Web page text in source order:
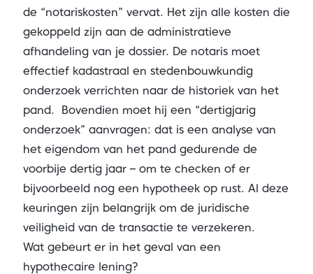
de “notariskosten” vervat. Het zijn alle kosten die
gekoppeld zijn aan de administratieve
afhandeling van je dossier. De notaris moet
effectief kadastraal en stedenbouwkundig
onderzoek verrichten naar de historiek van het
pand. Bovendien moet hij een “dertigjarig
onderzoek” aanvragen: dat is een analyse van
het eigendom van het pand gedurende de
voorbije dertig jaar – om te checken of er
bijvoorbeeld nog een hypotheek op rust. Al deze
keuringen zijn belangrijk om de juridische
veiligheid van de transactie te verzekeren.
Wat gebeurt er in het geval van een
hypothecaire lening?